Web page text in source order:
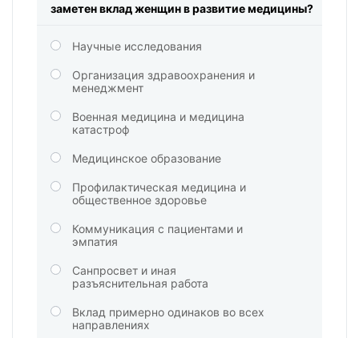
заметен вклад женщин в развитие медицины?
Научные исследования
Организация здравоохранения и
менеджмент
Военная медицина и медицина
катастроф
Медицинское образование
Профилактическая медицина и
общественное здоровье
Коммуникация с пациентами и
эмпатия
Санпросвет и иная
разъяснительная работа
Вклад примерно одинаков во всех
направлениях